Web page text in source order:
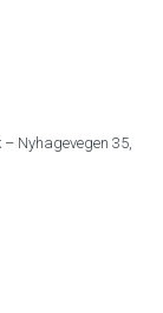
Nyhagevegen 35,